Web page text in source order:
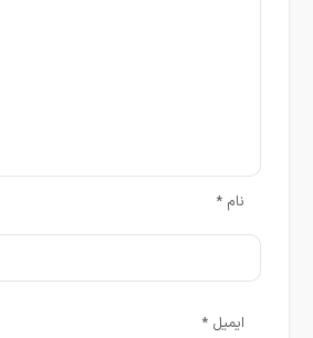
نام*
ایمیل*